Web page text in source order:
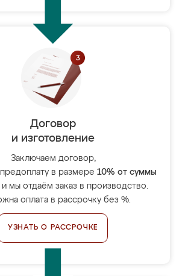
Договор
и изготовление
Заключаем договор,
в размере 10% от суммы
и мы отдаём заказ в производство.
оплата в рассрочку без %.
УЗНАТЬ О РАССРОЧКЕ